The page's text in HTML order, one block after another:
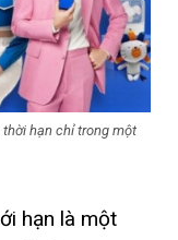
hạn chỉ trong một
hạn là một